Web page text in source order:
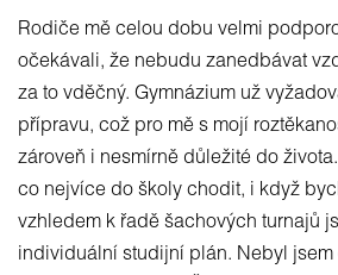
Rodiče mě celou dobu velmi
očekávali, že nebudu zanedbávat
za to vděčný. Gymnázium už
přípravu, což pro mě s mojí
zároveň i nesmírně důležité do
co nejvíce do školy chodit, i když
vzhledem k řadě šachových turnajů
individuální studijní plán. Nebyl jsem